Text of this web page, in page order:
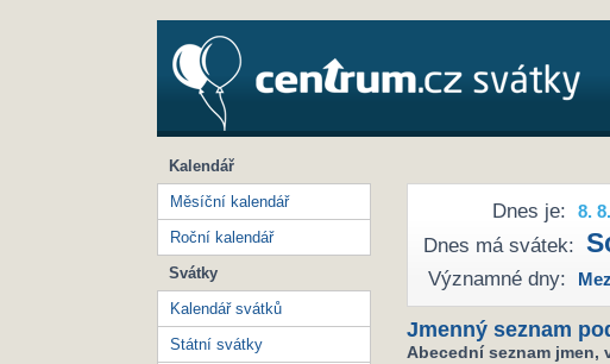
Dnes je: 8.
Dnes má svátek:
Významné dny:
Jmenný seznam
Abecední seznam
Kalendář
Měsíční kalendář
Roční kalendář
Svátky
Kalendář svátků
Státní svátky